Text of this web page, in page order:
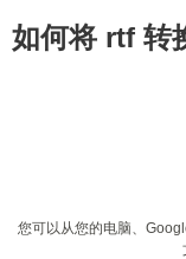
如何将 rtf 转
您可以从您的电脑、